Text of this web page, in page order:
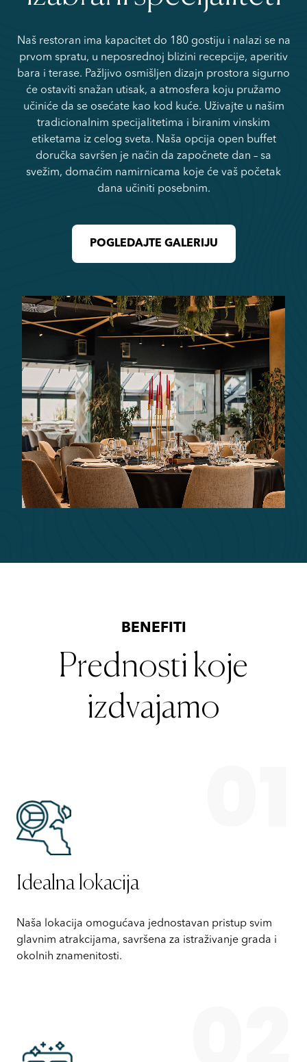
Naš restoran ima kapacitet do 180 gostiju i nalazi se na
prvom spratu, u neposrednoj blizini recepcije, aperitiv
bara i terase. Pažljivo osmišljen dizajn prostora sigurno
će ostaviti snažan utisak, a atmosfera koju pružamo
učiniće da se osećate kao kod kuće. Uživajte u našim
tradicionalnim specijalitetima i biranim vinskim
etiketama iz celog sveta. Naša opcija open buffet
doručka savršen je način da započnete dan – sa
svežim, domaćim namirnicama koje će vaš početak
dana učiniti posebnim.
POGLEDAJTE GALERIJU
BENEFITI
Prednosti koje
izdvajamo
Idealna lokacija
Naša lokacija omogućava jednostavan pristup svim
glavnim atrakcijama, savršena za istraživanje grada i
okolnih znamenitosti.